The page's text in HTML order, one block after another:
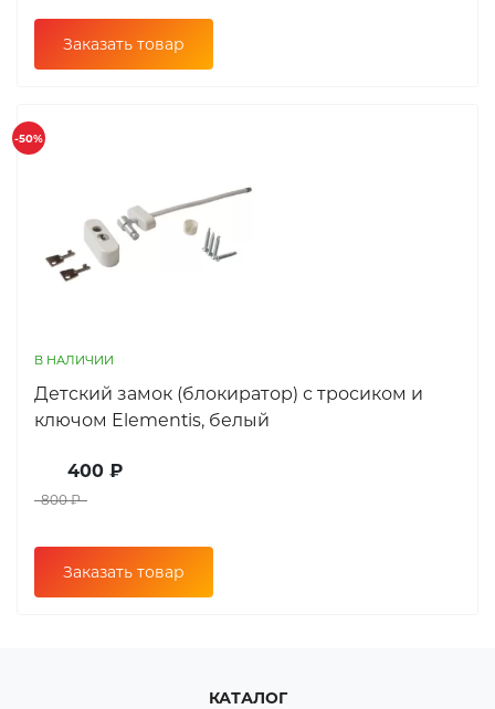
Заказать товар
-50%
В НАЛИЧИИ
Детский замок (блокиратор) с тросиком и
ключом Elementis, белый
400 ₽
800 ₽
Заказать товар
КАТАЛОГ